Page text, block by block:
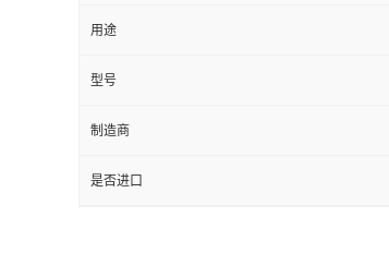
用途
型号
制造商
是否进口